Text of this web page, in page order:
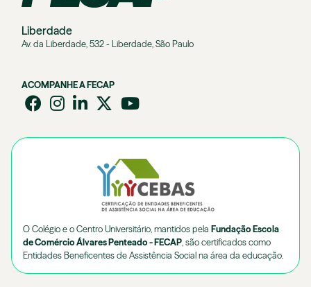
Liberdade
Av. da Liberdade, 532 - Liberdade, São Paulo
ACOMPANHE A FECAP
O Colégio e o Centro Universitário, mantidos pela Fundação Escola
de Comércio Álvares Penteado - FECAP , são certificados como
Entidades Beneficentes de Assistência Social na área da educação.